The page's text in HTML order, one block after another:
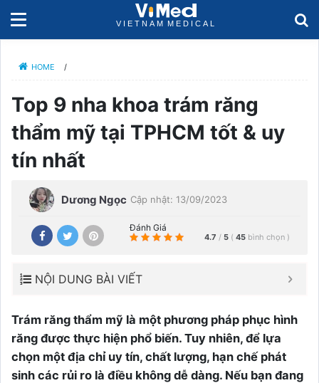
HOME /
Top 9 nha khoa trám răng
thẩm mỹ tại TPHCM tốt & uy
tín nhất
Dương Ngọc Cập nhật: 13/09/2023
Đánh Giá
4.7 / 5 ( 45 bình chọn )
NỘI DUNG BÀI VIẾT
Trám răng thẩm mỹ là một phương pháp phục hình
răng được thực hiện phổ biến. Tuy nhiên, để lựa
chọn một địa chỉ uy tín, chất lượng, hạn chế phát
sinh các rủi ro là điều không dễ dàng. Nếu bạn đang